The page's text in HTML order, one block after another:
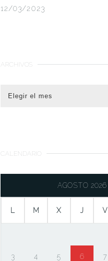
12/03/2023
ARCHIVOS
Elegir el mes
CALENDARIO
AGOSTO 2026
M X J V
3 4 5 6 7